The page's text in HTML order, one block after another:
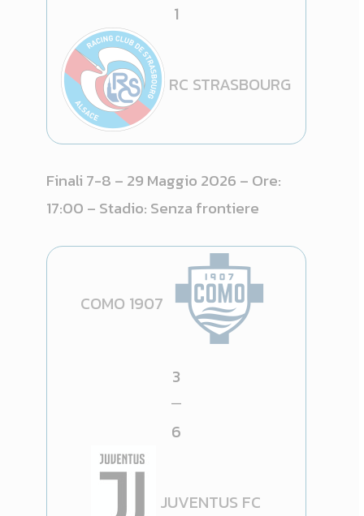
1
RC STRASBOURG
Finali 7-8 – 29 Maggio 2026 – Ore:
17:00 – Stadio: Senza frontiere
COMO 1907
3
—
6
JUVENTUS FC